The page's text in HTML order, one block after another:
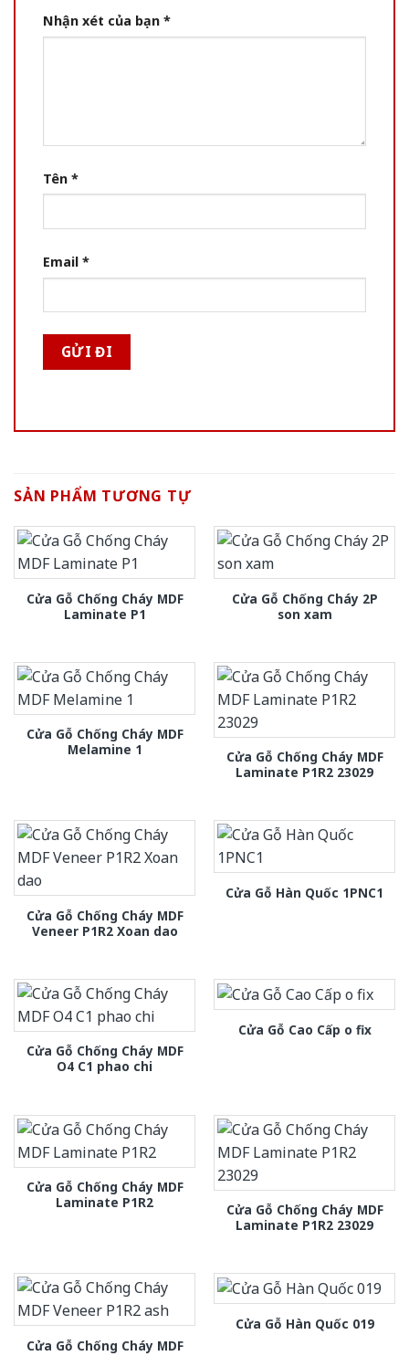
Nhận xét của bạn *
Tên *
Email *
SẢN PHẨM TƯƠNG TỰ
Cửa Gỗ Chống Cháy MDF
Laminate P1
Cửa Gỗ Chống Cháy 2P
son xam
Cửa Gỗ Chống Cháy MDF
Melamine 1
Cửa Gỗ Chống Cháy MDF
Laminate P1R2 23029
Cửa Gỗ Chống Cháy MDF
Veneer P1R2 Xoan dao
Cửa Gỗ Hàn Quốc 1PNC1
Cửa Gỗ Chống Cháy MDF
O4 C1 phao chi
Cửa Gỗ Cao Cấp o fix
Cửa Gỗ Chống Cháy MDF
Laminate P1R2
Cửa Gỗ Chống Cháy MDF
Laminate P1R2 23029
Cửa Gỗ Chống Cháy MDF
Cửa Gỗ Hàn Quốc 019